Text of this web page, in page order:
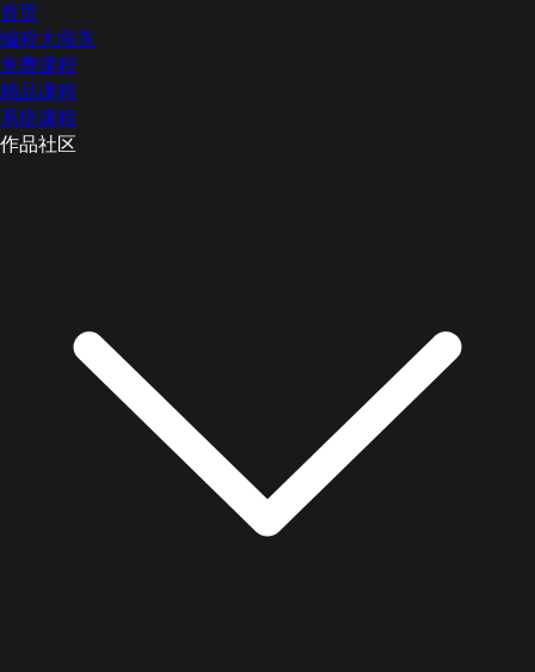
首页
编程大闯关
免费课程
精品课程
系统课程
作品社区